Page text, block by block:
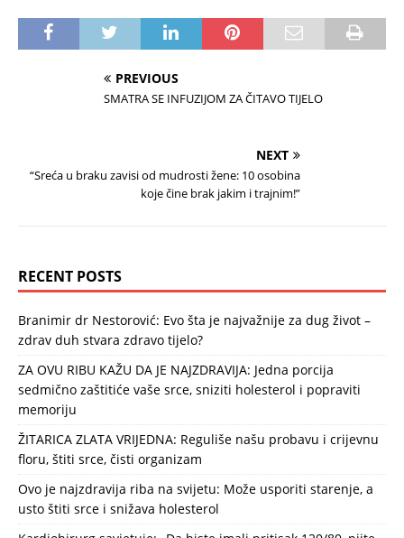
PREVIOUS
SMATRA SE INFUZIJOM ZA ČITAVO TIJELO
NEXT
“Sreća u braku zavisi od mudrosti žene: 10 osobina
koje čine brak jakim i trajnim!”
RECENT POSTS
Branimir dr Nestorović: Evo šta je najvažnije za dug život –
zdrav duh stvara zdravo tijelo?
ZA OVU RIBU KAŽU DA JE NAJZDRAVIJA: Jedna porcija
sedmično zaštitiće vaše srce, sniziti holesterol i popraviti
memoriju
ŽITARICA ZLATA VRIJEDNA: Reguliše našu probavu i crijevnu
floru, štiti srce, čisti organizam
Ovo je najzdravija riba na svijetu: Može usporiti starenje, a
usto štiti srce i snižava holesterol